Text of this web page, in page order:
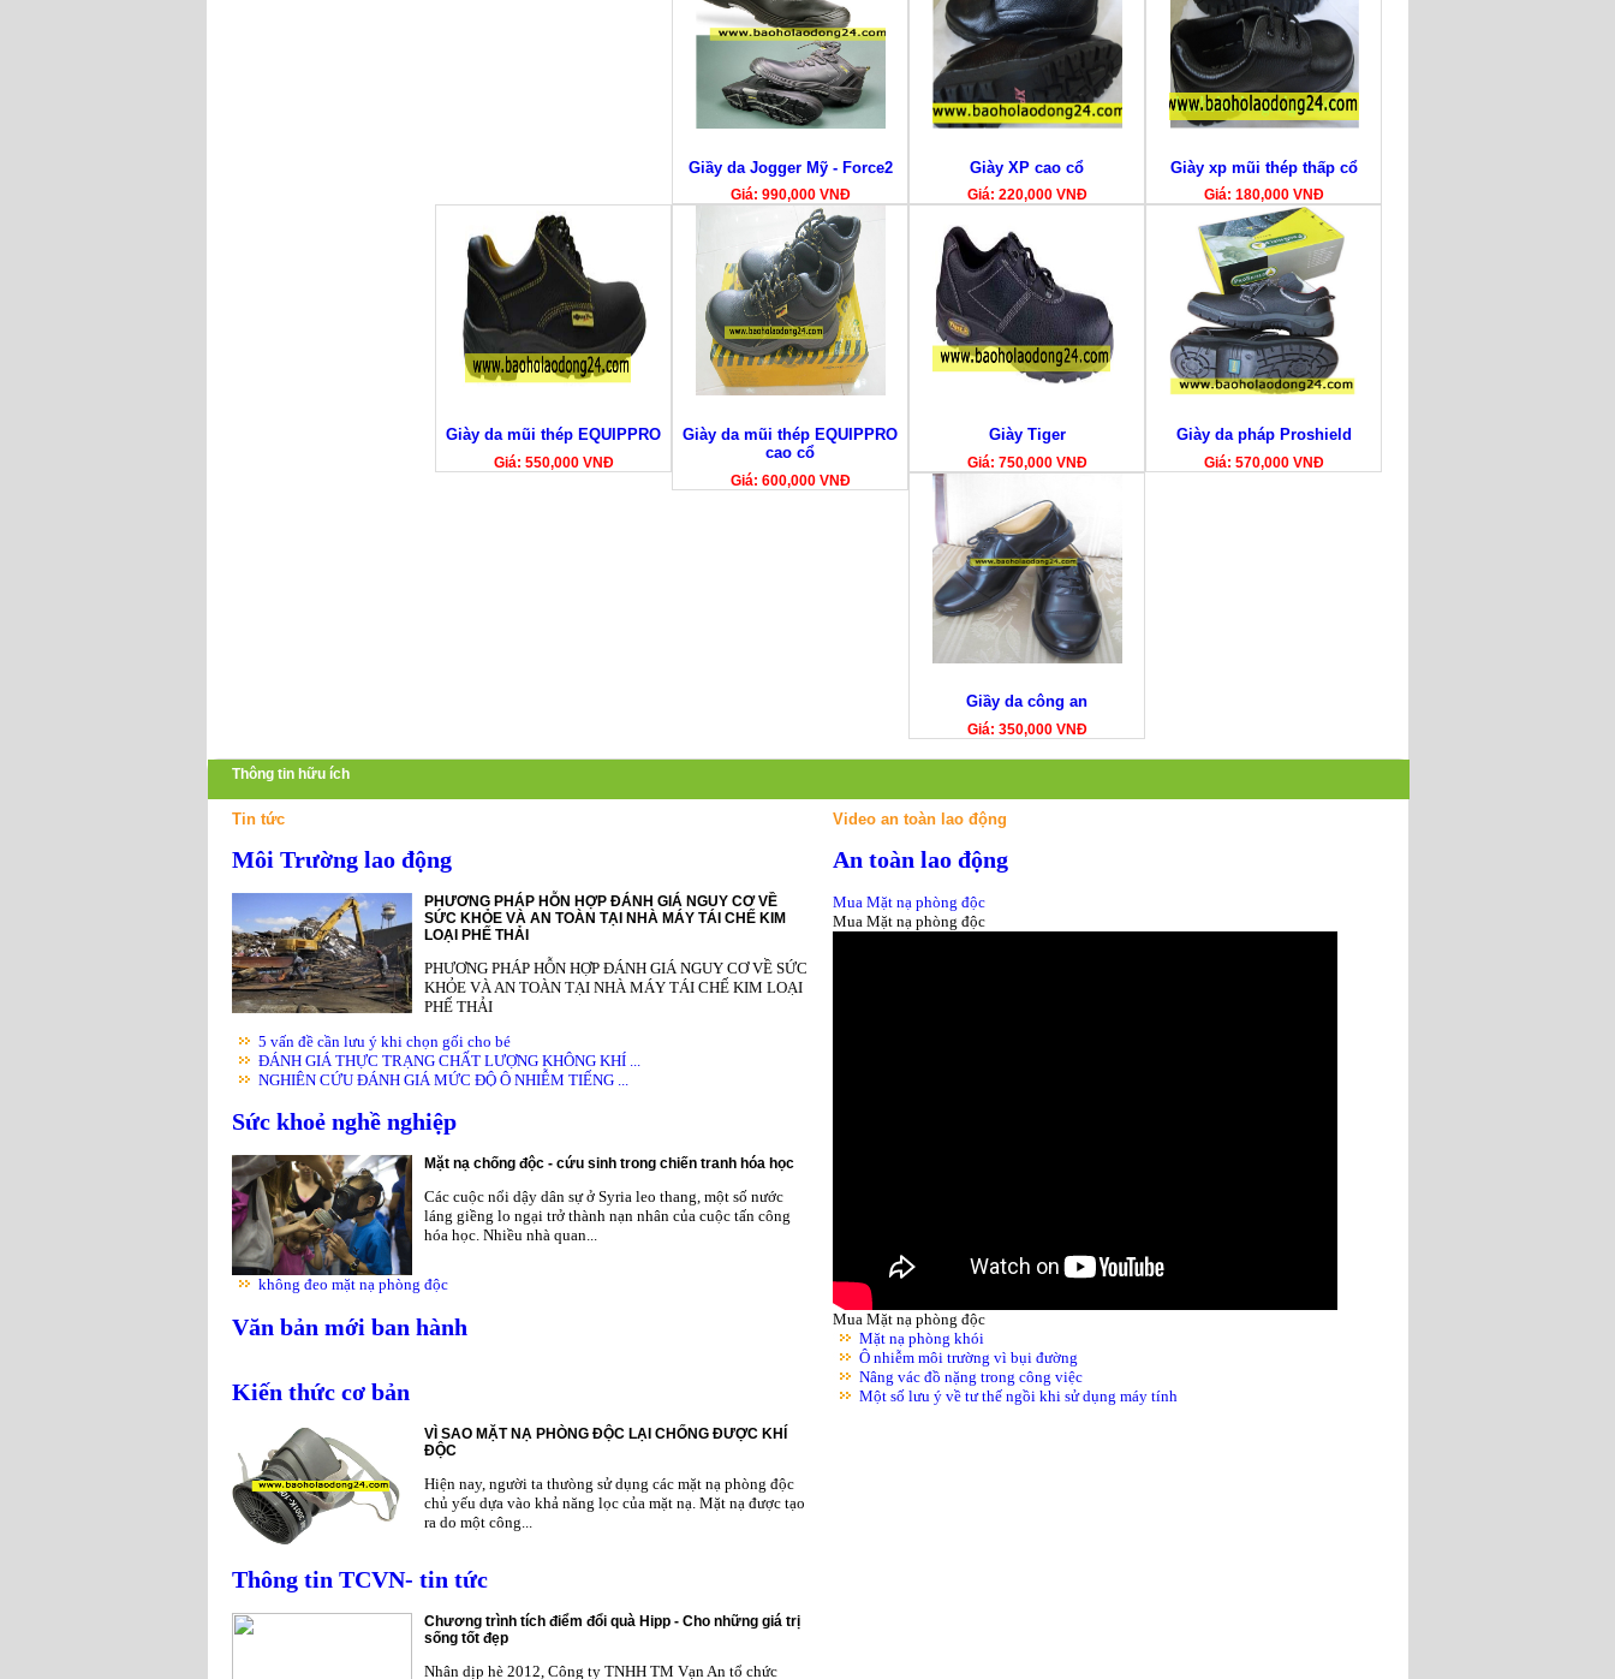
Giầy da Jogger Mỹ - Force2
Giá: 990,000 VNĐ
Giày XP cao cổ
Giá: 220,000 VNĐ
Giày xp mũi thép thấp cổ
Giá: 180,000 VNĐ
Giày da mũi thép EQUIPPRO
Giá: 550,000 VNĐ
Giày da mũi thép EQUIPPRO
cao cổ
Giá: 600,000 VNĐ
Giày Tiger
Giá: 750,000 VNĐ
Giày da pháp Proshield
Giá: 570,000 VNĐ
Giầy da công an
Giá: 350,000 VNĐ
Thông tin hữu ích
Tin tức
Môi Trường lao động
PHƯƠNG PHÁP HỖN HỢP ĐÁNH GIÁ NGUY CƠ VỀ
SỨC KHỎE VÀ AN TOÀN TẠI NHÀ MÁY TÁI CHẾ KIM
LOẠI PHẾ THẢI
PHƯƠNG PHÁP HỖN HỢP ĐÁNH GIÁ NGUY CƠ VỀ SỨC
KHỎE VÀ AN TOÀN TẠI NHÀ MÁY TÁI CHẾ KIM LOẠI
PHẾ THẢI
5 vấn đề cần lưu ý khi chọn gối cho bé
ĐÁNH GIÁ THỰC TRẠNG CHẤT LƯỢNG KHÔNG KHÍ ...
NGHIÊN CỨU ĐÁNH GIÁ MỨC ĐỘ Ô NHIỄM TIẾNG ...
Sức khoẻ nghề nghiệp
Mặt nạ chống độc - cứu sinh trong chiến tranh hóa học
Các cuộc nổi dậy dân sự ở Syria leo thang, một số nước
láng giềng lo ngại trở thành nạn nhân của cuộc tấn công
hóa học. Nhiều nhà quan...
không đeo mặt nạ phòng độc
Văn bản mới ban hành
Kiến thức cơ bản
VÌ SAO MẶT NẠ PHÒNG ĐỘC LẠI CHỐNG ĐƯỢC KHÍ
ĐỘC
Hiện nay, người ta thưòng sử dụng các mặt nạ phòng độc
chủ yếu dựa vào khả năng lọc của mặt nạ. Mặt nạ được tạo
ra do một công...
Thông tin TCVN- tin tức
Chương trình tích điểm đổi quà Hipp - Cho những giá trị
sống tốt đẹp
Nhân dịp hè 2012, Công ty TNHH TM Vạn An tổ chức
Video an toàn lao động
An toàn lao động
Mua Mặt nạ phòng độc
Mua Mặt nạ phòng độc
Mua Mặt nạ phòng độc
Mặt nạ phòng khói
Ô nhiễm môi trường vì bụi đường
Nâng vác đồ nặng trong công việc
Một số lưu ý về tư thế ngồi khi sử dụng máy tính